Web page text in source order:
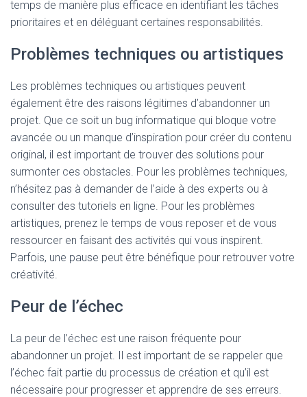
temps de manière plus efficace en identifiant les tâches
prioritaires et en déléguant certaines responsabilités.
Problèmes techniques ou artistiques
Les problèmes techniques ou artistiques peuvent
également être des raisons légitimes d’abandonner un
projet. Que ce soit un bug informatique qui bloque votre
avancée ou un manque d’inspiration pour créer du contenu
original, il est important de trouver des solutions pour
surmonter ces obstacles. Pour les problèmes techniques,
n’hésitez pas à demander de l’aide à des experts ou à
consulter des tutoriels en ligne. Pour les problèmes
artistiques, prenez le temps de vous reposer et de vous
ressourcer en faisant des activités qui vous inspirent.
Parfois, une pause peut être bénéfique pour retrouver votre
créativité.
Peur de l’échec
La peur de l’échec est une raison fréquente pour
abandonner un projet. Il est important de se rappeler que
l’échec fait partie du processus de création et qu’il est
nécessaire pour progresser et apprendre de ses erreurs.